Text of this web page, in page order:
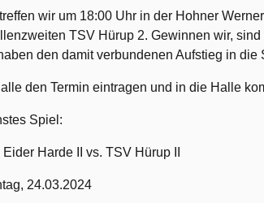
wir um 18:00 Uhr in der Hohner
TSV Hürup 2. Gewinnen wir,
den damit verbundenen Aufstieg in die
den Termin eintragen und in die Halle
Spiel:
Eider Harde II vs. TSV Hürup II
24.03.2024